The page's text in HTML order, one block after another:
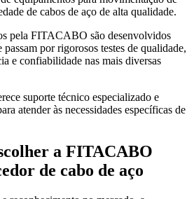
de cabos de aço de alta qualidade.
pela FITACABO são desenvolvidos
passam por rigorosos testes de qualidade,
e confiabilidade nas mais diversas
suporte técnico especializado e
atender às necessidades específicas de
a FITACABO
de cabo de aço